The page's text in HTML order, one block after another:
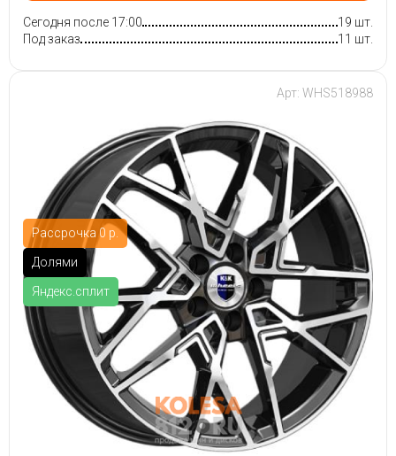
Сегодня после 17:00
19 шт.
Под заказ
11 шт.
Рассрочка 0 р.
Долями
Яндекс.сплит
Арт: WHS518988